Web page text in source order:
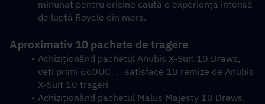
minunat pentru oricine caută o experiență intensă
de luptă Royale din mers.
Aproximativ 10 pachete de tragere
Achiziționând pachetul Anubis X-Suit 10 Draws,
veți primi 660UC ， satisface 10 remize de Anubis
X-Suit 10 trageri
Achiziționând pachetul Malus Majesty 10 Draws,